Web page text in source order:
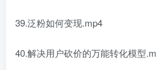
39.泛粉如何变现.mp4
40.解决用户砍价的万能转化模型